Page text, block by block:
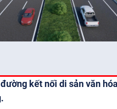
kết nối di sản văn